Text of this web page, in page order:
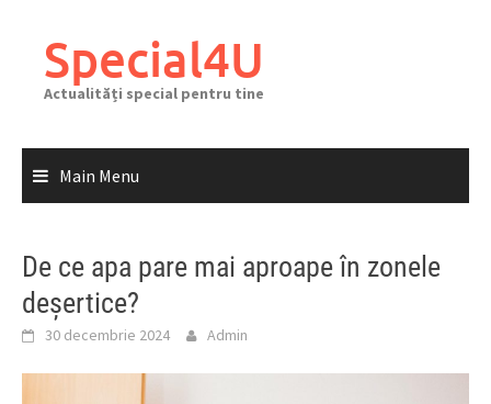
contentSpecial4U
Actualități special pentru tine
Main Menu
De ce apa pare mai aproape în zonele
deșertice?
30 decembrie 2024 Admin